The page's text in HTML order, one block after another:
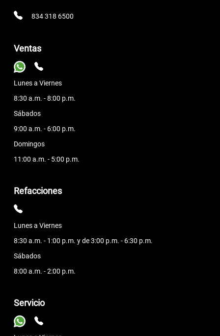
834 318 6500
Ventas
Lunes a Viernes
8:30 a.m. - 8:00 p.m.
Sábados
9:00 a.m. - 6:00 p.m.
Domingos
11:00 a.m. - 5:00 p.m.
Refacciones
Lunes a Viernes
8:30 a.m. - 1:00 p.m. y de 3:00 p.m. - 6:30 p.m.
Sábados
8:00 a.m. - 2:00 p.m.
Servicio